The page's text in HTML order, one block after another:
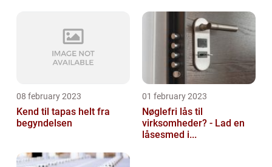
08 february 2023
Kend til tapas helt fra
begyndelsen
01 february 2023
Nøglefri lås til
virksomheder? - Lad en
låsesmed i...